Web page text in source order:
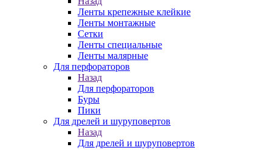
Ленты крепежные клейкие
Ленты монтажные
Сетки
Ленты специальные
Ленты малярные
Для перфораторов
Назад
Для перфораторов
Буры
Пики
Для дрелей и шуруповертов
Назад
Для дрелей и шуруповертов